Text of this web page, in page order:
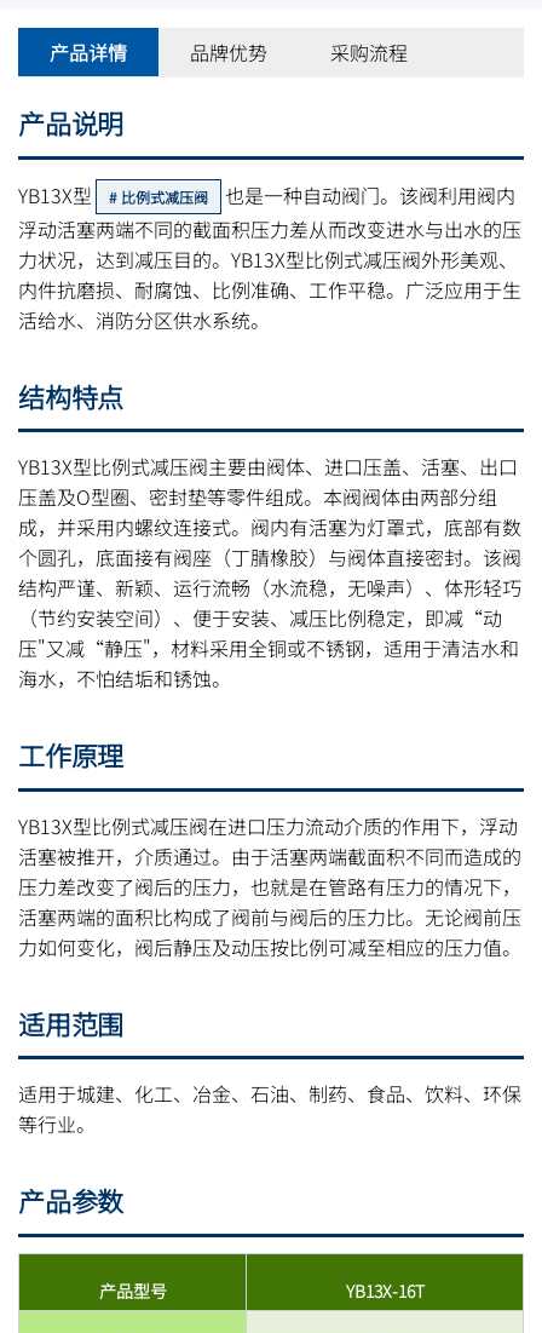
产品详情 品牌优势 采购流程
产品说明
YB13X型 比例式减压阀
也是一种自动阀门。该阀利用阀内
浮动活塞两端不同的截面积压力差从而改变进水与出水的压
力状况，达到减压目的。YB13X型比例式减压阀外形美观、
内件抗磨损、耐腐蚀、比例准确、工作平稳。广泛应用于生
活给水、消防分区供水系统。
结构特点
YB13X型比例式减压阀主要由阀体、进口压盖、活塞、出口
压盖及O型圈、密封垫等零件组成。本阀阀体由两部分组
成，并采用内螺纹连接式。阀内有活塞为灯罩式，底部有数
个圆孔，底面接有阀座（丁腈橡胶）与阀体直接密封。该阀
结构严谨、新颖、运行流畅（水流稳，无噪声）、体形轻巧
（节约安装空间）、便于安装、减压比例稳定，即减“动
压"又减“静压"，材料采用全铜或不锈钢，适用于清洁水和
海水，不怕结垢和锈蚀。
工作原理
YB13X型比例式减压阀在进口压力流动介质的作用下，浮动
活塞被推开，介质通过。由于活塞两端截面积不同而造成的
压力差改变了阀后的压力，也就是在管路有压力的情况下，
活塞两端的面积比构成了阀前与阀后的压力比。无论阀前压
力如何变化，阀后静压及动压按比例可减至相应的压力值。
适用范围
适用于城建、化工、冶金、石油、制药、食品、饮料、环保
等行业。
产品参数
产品型号 YB13X-16T